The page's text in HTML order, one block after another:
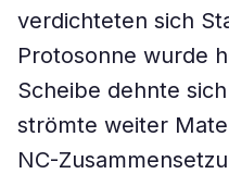
verdichteten sich
Protosonne wurde
Scheibe dehnte
strömte weiter
NC-